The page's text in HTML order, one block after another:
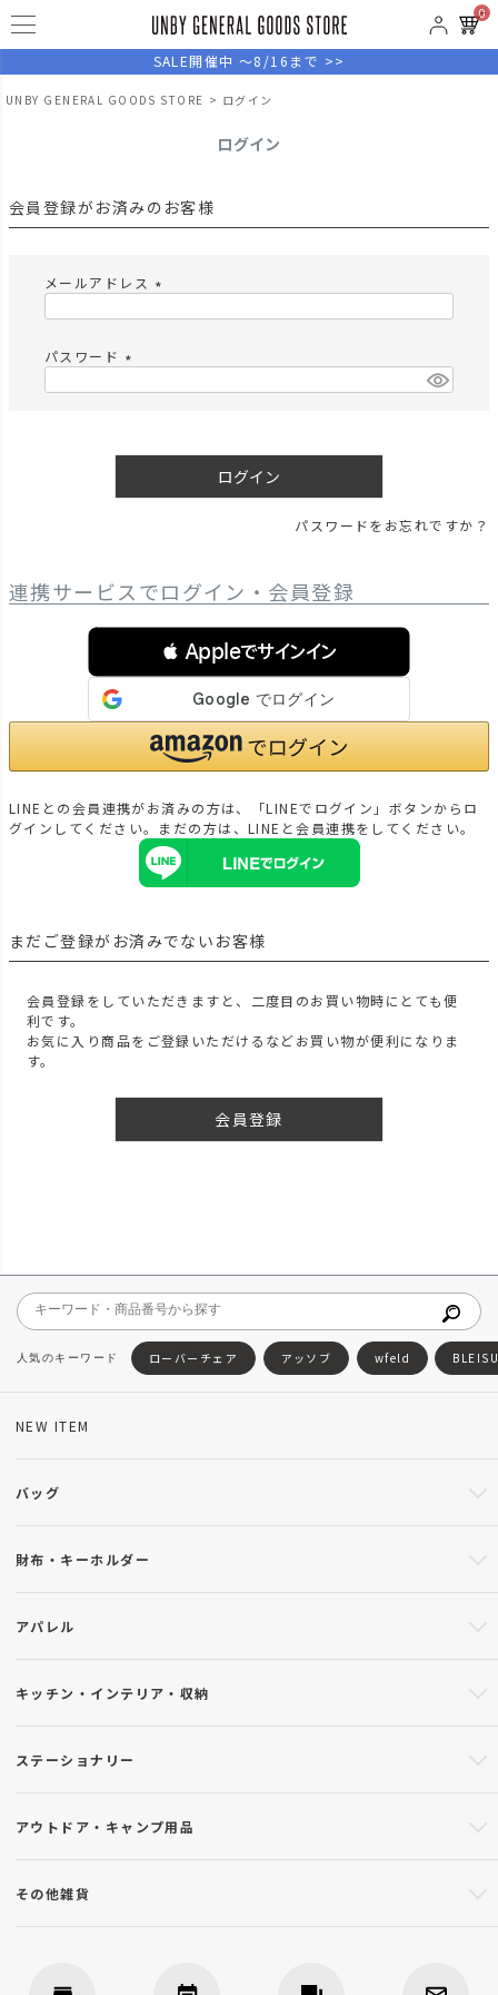
0
SALE開催中 ～8/16まで >>
UNBY GENERAL GOODS STORE ログイン
ログイン
会員登録がお済みのお客様
メールアドレス
)
パスワード
ログイン
パスワードをお忘れですか？
連携サービスでログイン・会員登録
 Appleでサインイン
LINEとの会員連携がお済みの方は、「LINEでログイン」ボタンからロ
グインしてください。まだの方は、LINEと会員連携をしてください。
まだご登録がお済みでないお客様
会員登録をしていただきますと、二度目のお買い物時にとても便
利です。
お気に入り商品をご登録いただけるなどお買い物が便利になりま
す。
会員登録
ローバーチェア アッソブ wfeld
NEW ITEM
バッグ
財布・キーホルダー
アパレル
キッチン・インテリア・収納
ステーショナリー
アウトドア・キャンプ用品
その他雑貨